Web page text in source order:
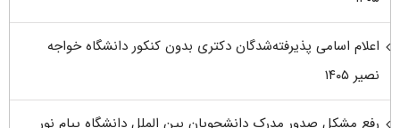
اعلام اسامی پذیرفته‌شدگان دکتری بدون کنکور دانشگاه خواجه
نصیر ۱۴۰۵
رفع مشکل صدور مدرک دانشجویان بین الملل دانشگاه پیام نور